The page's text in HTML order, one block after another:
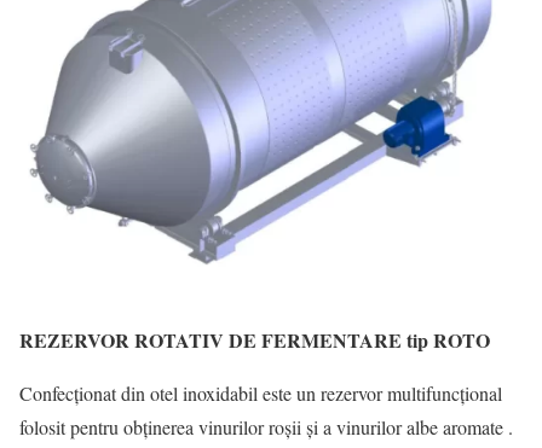
REZERVOR ROTATIV DE FERMENTARE tip ROTO
Confecționat din otel inoxidabil este un rezervor multifuncțional
folosit pentru obținerea vinurilor roșii și a vinurilor albe aromate .